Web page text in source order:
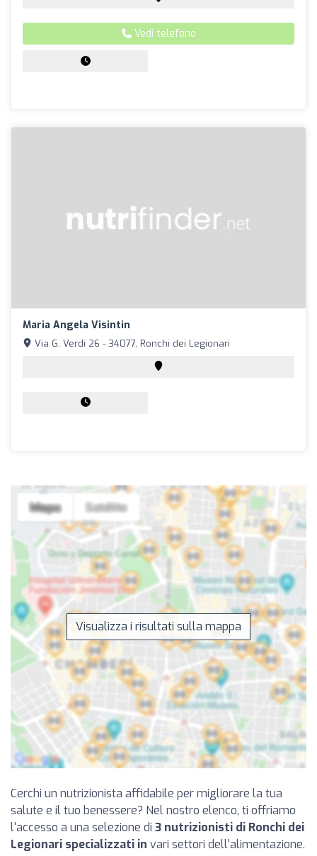
Vedi telefono
Maria Angela Visintin
Via G. Verdi 26 - 34077, Ronchi dei Legionari
Visualizza i risultati sulla mappa
Cerchi un nutrizionista affidabile per migliorare la tua
salute e il tuo benessere? Nel nostro elenco, ti offriamo
l'accesso a una selezione di 3 nutrizionisti di Ronchi dei
Legionari specializzati in vari settori dell'alimentazione.